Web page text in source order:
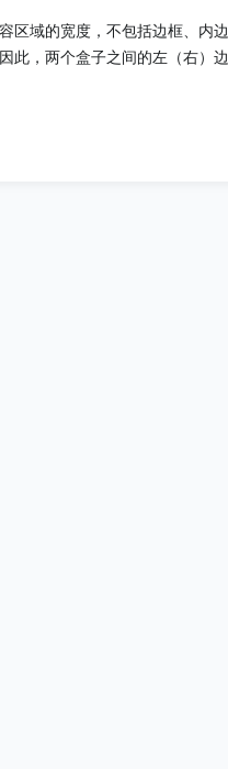
区域的宽度，不包括边框、内边
此，两个盒子之间的左（右）边